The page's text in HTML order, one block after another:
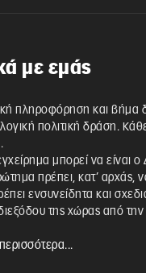
με εμάς
πληροφόρηση και βήμα
πολιτική δράση.
μπορεί να είναι
πρέπει, κατ’
ενσυνείδητα και
της χώρας από την